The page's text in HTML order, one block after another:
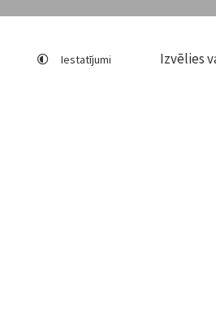
Iestatījumi Izvēlies